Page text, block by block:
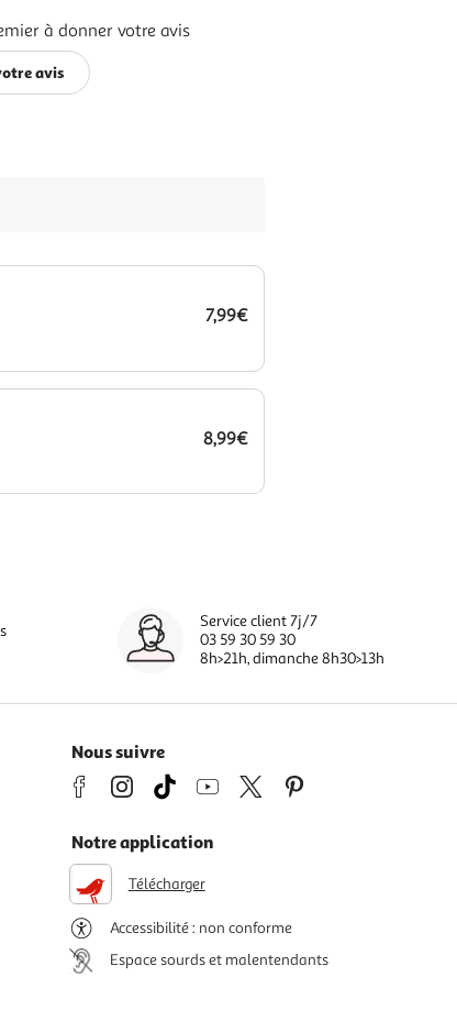
à donner votre avis
avis
7,99€
8,99€
Service client 7j/7
03 59 30 59 30
8h>21h, dimanche 8h30>13h
Nous suivre
Notre application
Télécharger
Accessibilité : non conforme
Espace sourds et malentendants